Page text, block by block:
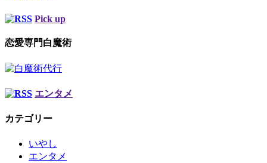
Pick up
恋愛専門白魔術
エンタメ
カテゴリー
いやし
エンタメ